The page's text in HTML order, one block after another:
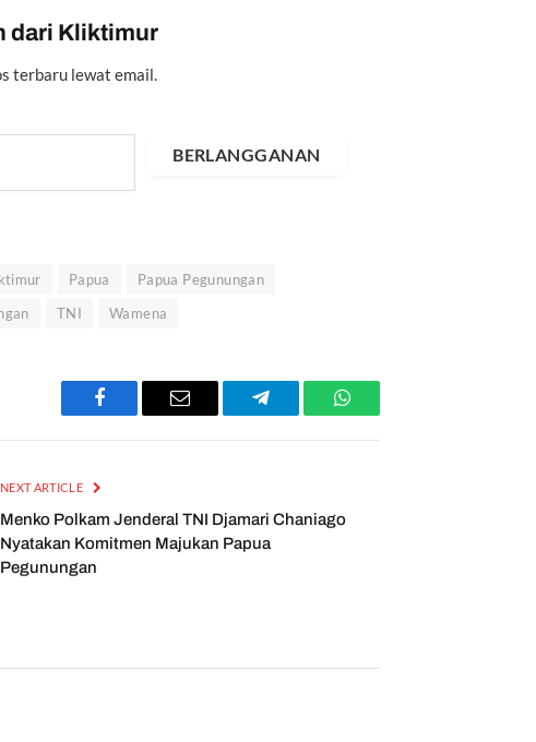
dari Kliktimur
terbaru lewat email.
BERLANGGANAN
Papua
Papua Pegunungan
TNI Wamena
Facebook Email Telegram WhatsApp
NEXT ARTICLE
Menko Polkam Jenderal TNI Djamari Chaniago
Nyatakan Komitmen Majukan Papua
Pegunungan